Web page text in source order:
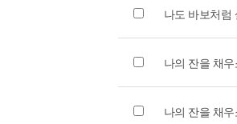
나도 바보처럼
나의 잔을 채우
나의 잔을 채우